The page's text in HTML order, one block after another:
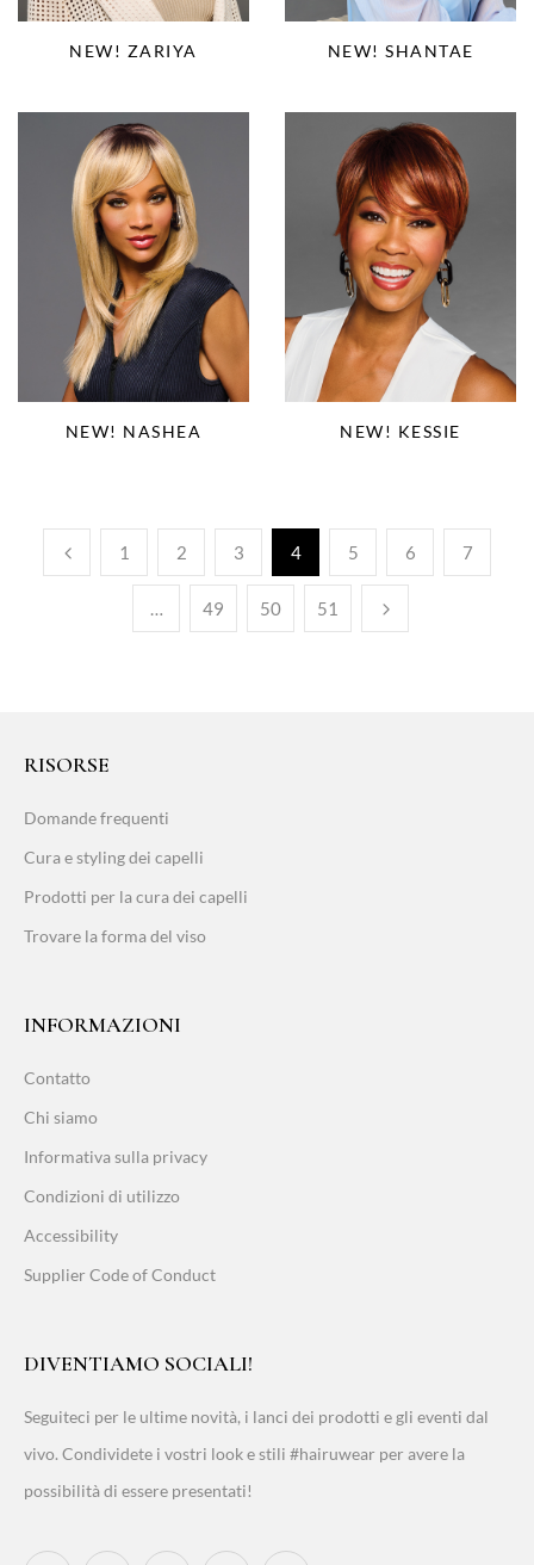
NEW! ZARIYA NEW! SHANTAE
NEW! NASHEA NEW! KESSIE
1 2 3 4 5 6 7
… 49 50 51
RISORSE
Domande frequenti
Cura e styling dei capelli
Prodotti per la cura dei capelli
Trovare la forma del viso
INFORMAZIONI
Contatto
Chi siamo
Informativa sulla privacy
Condizioni di utilizzo
Accessibility
Supplier Code of Conduct
DIVENTIAMO SOCIALI!
Seguiteci per le ultime novità, i lanci dei prodotti e gli eventi dal
vivo. Condividete i vostri look e stili #hairuwear per avere la
possibilità di essere presentati!